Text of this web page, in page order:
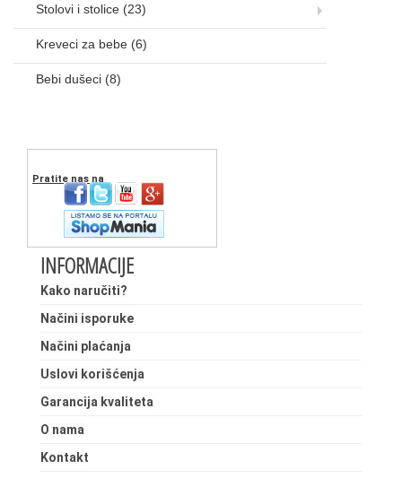
Stolovi i stolice (23)
Kreveci za bebe (6)
Bebi dušeci (8)
Pratite nas na
INFORMACIJE
Kako naručiti?
Načini isporuke
Načini plaćanja
Uslovi korišćenja
Garancija kvaliteta
O nama
Kontakt